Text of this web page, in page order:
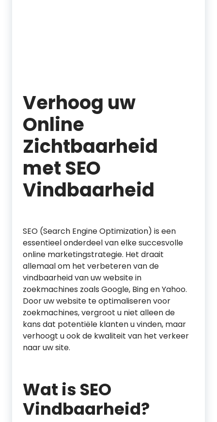
Verhoog uw
Online
Zichtbaarheid
met SEO
Vindbaarheid
SEO (Search Engine Optimization) is een
essentieel onderdeel van elke succesvolle
online marketingstrategie. Het draait
allemaal om het verbeteren van de
vindbaarheid van uw website in
zoekmachines zoals Google, Bing en Yahoo.
Door uw website te optimaliseren voor
zoekmachines, vergroot u niet alleen de
kans dat potentiële klanten u vinden, maar
verhoogt u ook de kwaliteit van het verkeer
naar uw site.
Wat is SEO
Vindbaarheid?